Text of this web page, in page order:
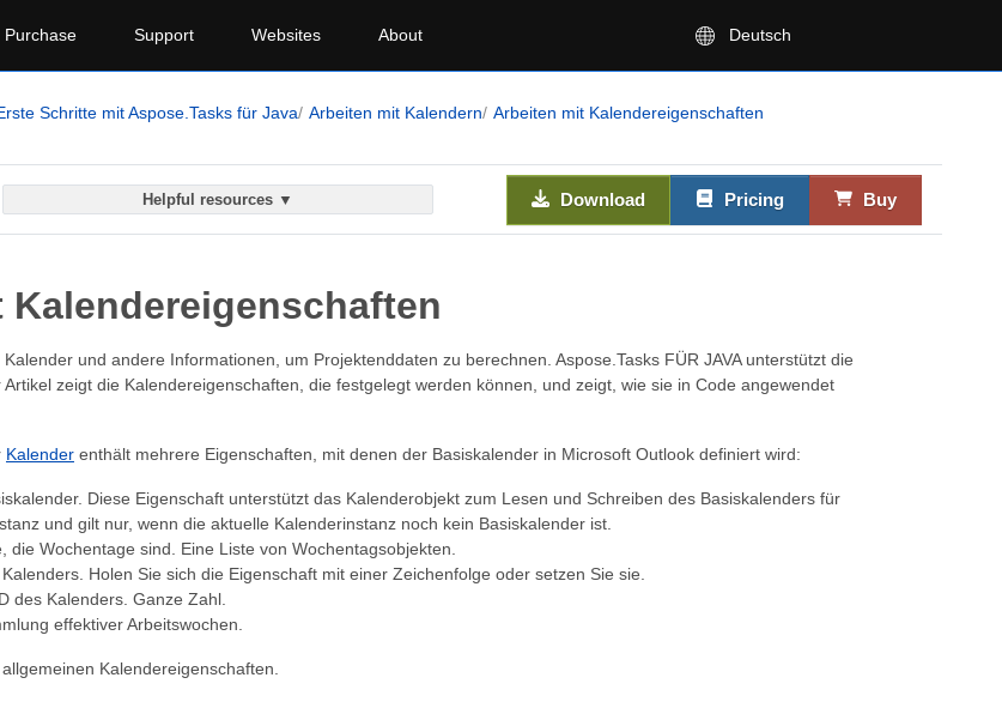
Purchase Support Websites About Deutsch
Schritte mit Aspose.Tasks für Java Arbeiten mit Kalendern Arbeiten mit Kalendereigenschaften
Helpful resources ▼ Download Pricing Buy
Kalendereigenschaften
und andere Informationen, um Projektenddaten zu berechnen. Aspose.Tasks FÜR JAVA unterstützt die
zeigt die Kalendereigenschaften, die festgelegt werden können, und zeigt, wie sie in Code angewendet
Kalender enthält mehrere Eigenschaften, mit denen der Basiskalender in Microsoft Outlook definiert wird:
Diese Eigenschaft unterstützt das Kalenderobjekt zum Lesen und Schreiben des Basiskalenders für
und gilt nur, wenn die aktuelle Kalenderinstanz noch kein Basiskalender ist.
die Wochentage sind. Eine Liste von Wochentagsobjekten.
Holen Sie sich die Eigenschaft mit einer Zeichenfolge oder setzen Sie sie.
des Kalenders. Ganze Zahl.
effektiver Arbeitswochen.
Kalendereigenschaften.